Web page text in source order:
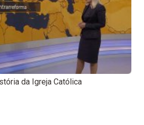
da Igreja Católica